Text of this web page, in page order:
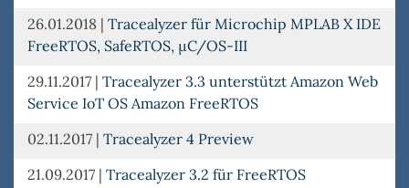
26.01.2018 | Tracealyzer für Microchip MPLAB X IDE
FreeRTOS, SafeRTOS, µC/OS-III
29.11.2017 | Tracealyzer 3.3 unterstützt Amazon Web
Service IoT OS Amazon FreeRTOS
02.11.2017 | Tracealyzer 4 Preview
21.09.2017 | Tracealyzer 3.2 für FreeRTOS